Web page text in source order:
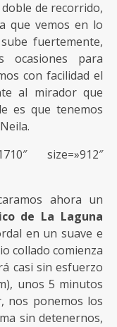
de recorrido,
que vemos en lo
fuertemente,
ocasiones para
con facilidad el
al mirador que
es que tenemos
size=»912″
ahora un
de La Laguna
en un suave e
collado comienza
casi sin esfuerzo
unos 5 minutos
nos ponemos los
sin detenernos,